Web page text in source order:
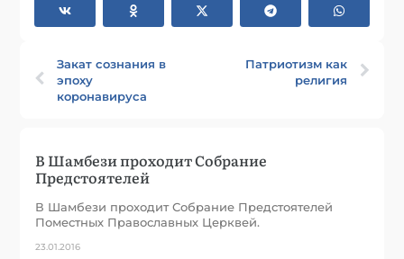
Закат сознания в
эпоху
коронавируса
Патриотизм как
религия
В Шамбези проходит Собрание
Предстоятелей
В Шамбези проходит Собрание Предстоятелей
Поместных Православных Церквей.
23.01.2016